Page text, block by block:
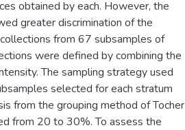
obtained by each. However, the
greater discrimination of the
from 67 subsamples of
were defined by combining the
The sampling strategy used
selected for each stratum
from the grouping method of Tocher
from 20 to 30%. To assess the